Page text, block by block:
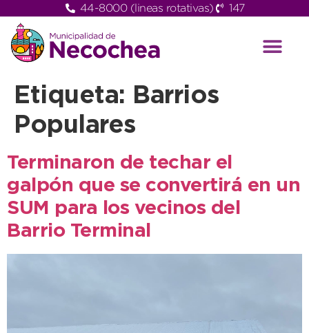
44-8000 (lineas rotativas) 147
Etiqueta:
Barrios
Populares
Terminaron de techar el
galpón que se convertirá en un
SUM para los vecinos del
Barrio Terminal